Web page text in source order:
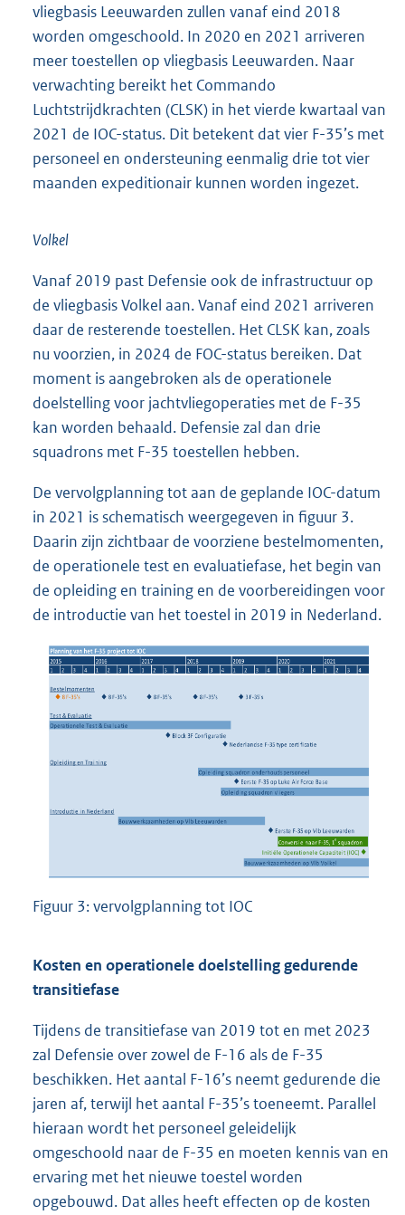
vliegbasis Leeuwarden zullen vanaf eind 2018
worden omgeschoold. In 2020 en 2021 arriveren
meer toestellen op vliegbasis Leeuwarden. Naar
verwachting bereikt het Commando
Luchtstrijdkrachten (CLSK) in het vierde kwartaal van
2021 de IOC-status. Dit betekent dat vier F-35’s met
personeel en ondersteuning eenmalig drie tot vier
maanden expeditionair kunnen worden ingezet.
Volkel
Vanaf 2019 past Defensie ook de infrastructuur op
de vliegbasis Volkel aan. Vanaf eind 2021 arriveren
daar de resterende toestellen. Het CLSK kan, zoals
nu voorzien, in 2024 de FOC-status bereiken. Dat
moment is aangebroken als de operationele
doelstelling voor jachtvliegoperaties met de F-35
kan worden behaald. Defensie zal dan drie
squadrons met F-35 toestellen hebben.
De vervolgplanning tot aan de geplande IOC-datum
in 2021 is schematisch weergegeven in figuur 3.
Daarin zijn zichtbaar de voorziene bestelmomenten,
de operationele test en evaluatiefase, het begin van
de opleiding en training en de voorbereidingen voor
de introductie van het toestel in 2019 in Nederland.
Figuur 3: vervolgplanning tot IOC
Kosten en operationele doelstelling gedurende
transitiefase
Tijdens de transitiefase van 2019 tot en met 2023
zal Defensie over zowel de F-16 als de F-35
beschikken. Het aantal F-16’s neemt gedurende die
jaren af, terwijl het aantal F-35’s toeneemt. Parallel
hieraan wordt het personeel geleidelijk
omgeschoold naar de F-35 en moeten kennis van en
ervaring met het nieuwe toestel worden
opgebouwd. Dat alles heeft effecten op de kosten